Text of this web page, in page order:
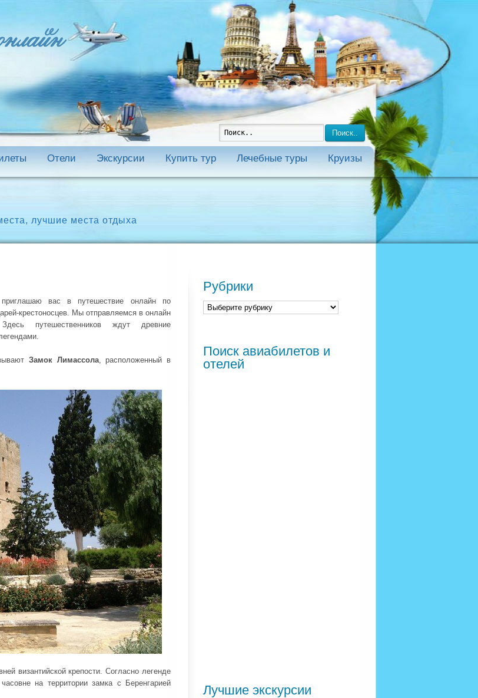
Поиск..
Отели Экскурсии Купить тур Лечебные туры Круизы
, лучшие места отдыха
вас в путешествие онлайн по
крестоносцев. Мы отправляемся в онлайн
путешественников ждут древние
Замок Лимассола, расположенный в
византийской крепости. Согласно легенде
на территории замка с Беренгарией
Рубрики
Поиск авиабилетов и
отелей
Лучшие экскурсии